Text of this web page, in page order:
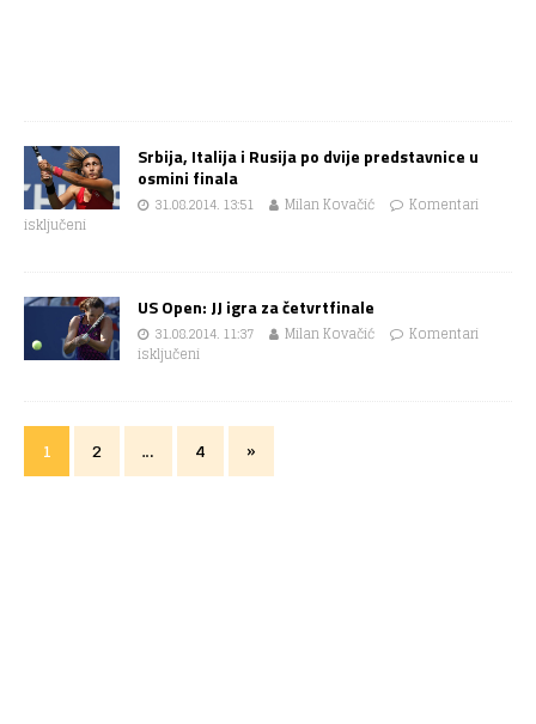
Srbija, Italija i Rusija po dvije predstavnice u
osmini finala
31.08.2014. 13:51 Milan Kovačić
Komentari
isključeni
US Open: JJ igra za četvrtfinale
31.08.2014. 11:37 Milan Kovačić
Komentari
isključeni
1 2 … 4 »